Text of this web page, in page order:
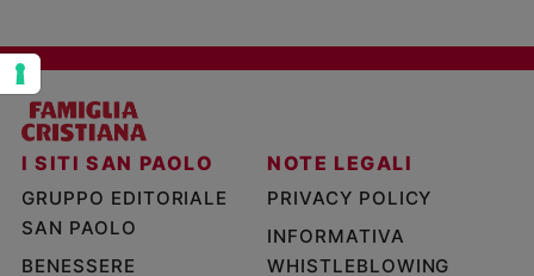
Redazione
Social
I SITI SAN PAOLO
GRUPPO EDITORIALE
SAN PAOLO
BENESSERE
NOTE LEGALI
PRIVACY POLICY
INFORMATIVA
WHISTLEBLOWING